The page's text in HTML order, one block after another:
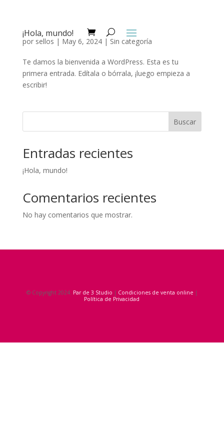
¡Hola, mundo!
por sellos | May 6, 2024| Sin categoría
Te damos la bienvenida a WordPress. Esta es tu
primera entrada. Edítala o bórrala, ¡luego empieza a
escribir!
Buscar
Entradas recientes
¡Hola, mundo!
Comentarios recientes
No hay comentarios que mostrar.
© Copyright 2024. Par de 3 Studio | Condiciones de venta online |
Política de Privacidad